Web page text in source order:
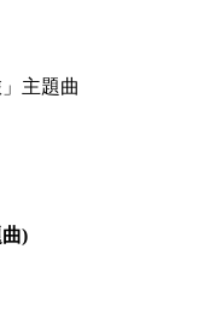
主題曲
)